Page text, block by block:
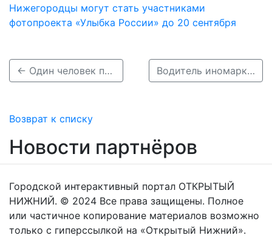
Нижегородцы могут стать участниками
фотопроекта «Улыбка России» до 20 сентября
← Один человек погиб и трое пострадали в ДТП с пятью грузовиками под Лысковом Водитель иномарки погиб после столкновения с деревом в Борском районе →
Возврат к списку
Новости партнёров
Городской интерактивный портал ОТКРЫТЫЙ
НИЖНИЙ. © 2024 Все права защищены. Полное
или частичное копирование материалов возможно
только с гиперссылкой на «Открытый Нижний».